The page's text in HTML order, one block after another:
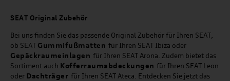
SEAT Original Zubehör
Bei uns finden Sie das passende Original Zubehör für Ihren SEAT,
ob SEAT Gummifußmatten für Ihren SEAT Ibiza oder
Gepäckraumeinlagen für Ihren SEAT Arona. Zudem bietet das
Sortiment auch Kofferraumabdeckungen für Ihren SEAT Leon
oder Dachträger für Ihren SEAT Ateca. Entdecken Sie jetzt das